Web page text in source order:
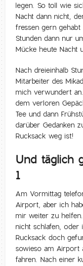
legen. So toll wie
Nacht dann nicht,
fressen gern
Stunden dann nur
Mücke heute Nacht
Nach dreieinhalb
Mitarbeiter des
mich verwundert
dem verloren
Tee und dann
darüber Gedanken
Rucksack weg ist!
Und täglich
1
Am Vormittag
Airport, aber ich
mir weiter zu
nicht schlafen, oder
Rucksack doch
sowieso am Airport
fahren. Nach einer